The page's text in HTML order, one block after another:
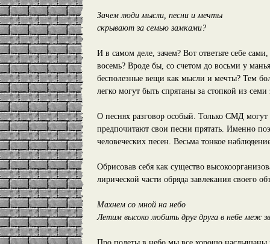
Зачем люди мысли, песни и мечты
скрывают за семью замками?
И в самом деле, зачем? Вот ответьте себе
восемь? Вроде бы, со счетом до восьми у
бесполезные вещи как мысли и мечты? Тем
легко могут быть спрятаны за стопкой из семи
О песнях разговор особый. Только СМД
предпочитают свои песни прятать. Именно
человеческих песен. Весьма тонкое
Обрисовав себя как существо
лирической части обряда завлекания своего
Махнем со мной на небо
Летим высоко любить друг друга в небе меж